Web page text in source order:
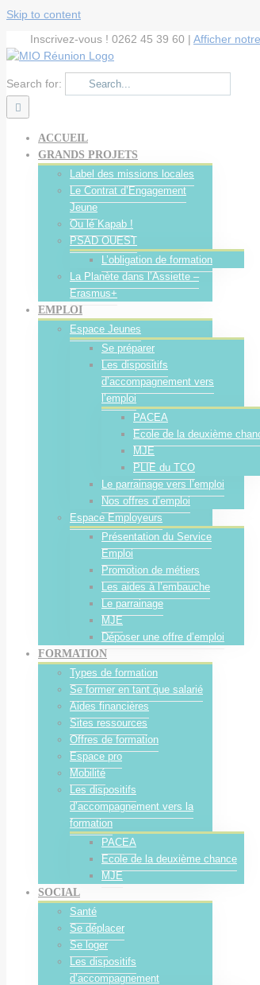
Skip to content
Inscrivez-vous ! 0262 45 39 60 | Afficher
Search for:
ACCUEIL
GRANDS PROJETS
Label des missions locales
Le Contrat d’Engagement
Jeune
Ou lé Kapab !
PSAD OUEST
L’obligation de formation
La Planète dans l’Assiette –
Erasmus+
EMPLOI
Espace Jeunes
Se préparer
Les dispositifs
d’accompagnement vers
l’emploi
PACEA
Ecole de la deuxième
MJE
PLIE du TCO
Le parrainage vers l’emploi
Nos offres d’emploi
Espace Employeurs
Présentation du Service
Emploi
Promotion de métiers
Les aides à l’embauche
Le parrainage
MJE
Déposer une offre d’emploi
FORMATION
Types de formation
Se former en tant que salarié
Aides financières
Sites ressources
Offres de formation
Espace pro
Mobilité
Les dispositifs
d’accompagnement vers la
formation
PACEA
Ecole de la deuxième chance
MJE
SOCIAL
Santé
Se déplacer
Se loger
Les dispositifs
d’accompagnement
Cookies management panel